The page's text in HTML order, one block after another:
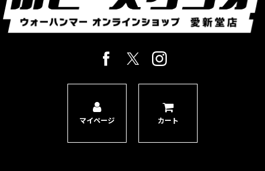
マイページ カート